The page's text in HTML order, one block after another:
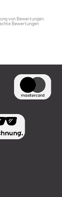
von Bewertungen.
Bewertungen